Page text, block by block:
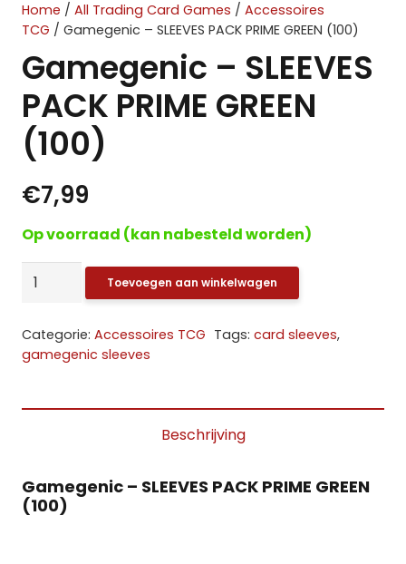
Home / All Trading Card Games / Accessoires
TCG / Gamegenic – SLEEVES PACK PRIME GREEN (100)
Gamegenic – SLEEVES
PACK PRIME GREEN
(100)
€7,99
Op voorraad (kan nabesteld worden)
Gamegenic
SLEEVES
PACK
Toevoegen aan winkelwagen
Categorie: Accessoires TCG Tags: card sleeves,
gamegenic sleeves
Beschrijving
Gamegenic – SLEEVES PACK PRIME GREEN
(100)